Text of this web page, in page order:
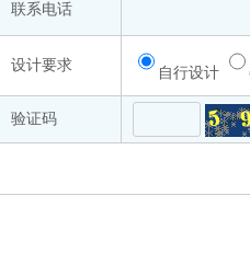
联系电话
设计要求 自行设计
验证码